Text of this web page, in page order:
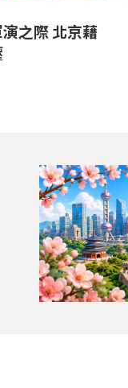
之際 北京藉